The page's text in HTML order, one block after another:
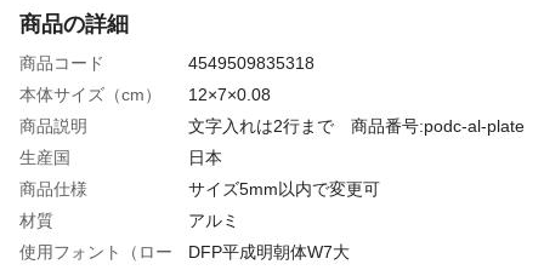
商品の詳細
商品コード
4549509835318
本体サイズ（cm）
12×7×0.08
商品説明
文字入れは2行まで 商品番号:podc-al-plate
生産国
日本
商品仕様
サイズ5mm以内で変更可
材質
アルミ
使用フォント（ロー
DFP平成明朝体W7大